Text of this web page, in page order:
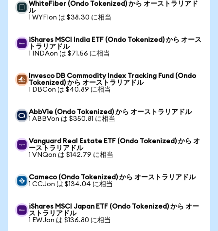
WhiteFiber (Ondo Tokenized) から オーストラリアド
ル
1 WYFIon は $38.30 に相当
iShares MSCI India ETF (Ondo Tokenized) から オース
トラリアドル
1 INDAon は $71.56 に相当
Invesco DB Commodity Index Tracking Fund (Ondo
Tokenized) から オーストラリアドル
1 DBCon は $40.89 に相当
AbbVie (Ondo Tokenized) から オーストラリアドル
1 ABBVon は $350.81 に相当
Vanguard Real Estate ETF (Ondo Tokenized) から オ
ーストラリアドル
1 VNQon は $142.79 に相当
Cameco (Ondo Tokenized) から オーストラリアドル
1 CCJon は $134.04 に相当
iShares MSCI Japan ETF (Ondo Tokenized) から オー
ストラリアドル
1 EWJon は $136.80 に相当